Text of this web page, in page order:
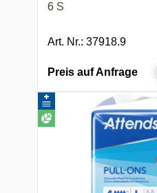
6 S
Art. Nr.: 37918.9
Preis auf Anfrage